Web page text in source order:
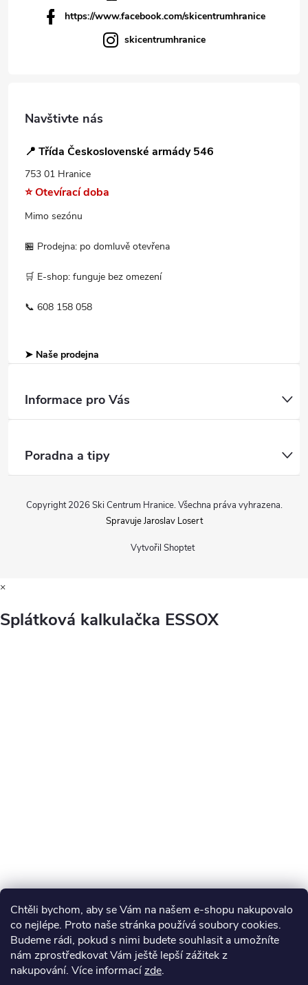
Chtěli bychom, aby se Vám na našem e-shopu nakupovalo
co nejlépe. Proto naše stránka používá soubory cookies.
Budeme rádi, pokud s nimi budete souhlasit a umožníte
nám zprostředkovat Vám ještě lepší zážitek z
nakupování. Více informacízde.
https://www.facebook.com/skicentrumhranice
skicentrumhranice
Navštivte nás
📍 Třída Československé armády 546
753 01 Hranice
⭐ Otevírací doba
Mimo sezónu
🏪 Prodejna: po domluvě otevřena
🛒 E-shop: funguje bez omezení
📞 608 158 058
➤ Naše prodejna
Informace pro Vás
Poradna a tipy
Vytvořil Shoptet
Copyright 2026 Ski Centrum Hranice. Všechna práva vyhrazena.
Spravuje Jaroslav Losert
×
Splátková kalkulačka ESSOX